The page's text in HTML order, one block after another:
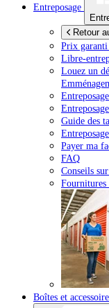
Entreposage
Retour
Prix garanti
Libre-
Louez un
Guide des
Payer ma
FAQ
Conseils
Fournitures
Boîtes et